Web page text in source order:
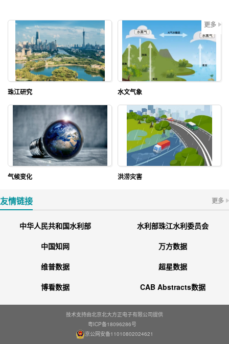
珠江研究 水文气象
气候变化 洪涝灾害
更多
友情链接 更多
中华人民共和国水利部
水利部珠江水利委员会
中国知网
万方数据
维普数据
超星数据
博看数据
CAB Abstracts数据
技术支持由北京北大方正电子有限公司提供
粤ICP备18096286号
京公网安备11010802024621